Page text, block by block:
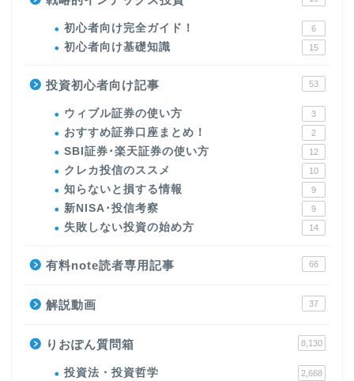
初心者向け完全ガイド！ 6
初心者向け基礎知識 15
投資初心者向け記事 53
ウィブル証券の使い方 3
おすすめ証券口座まとめ！ 2
SBI証券･楽天証券の使い方 12
クレカ投信のススメ 10
知らないと損する情報 9
新NISA･投信考察 9
失敗しない投資の始め方 14
有料note読者専用記事 66
解説動画 37
りおぽん質問箱 8,130
投資法・投資哲学 2,668